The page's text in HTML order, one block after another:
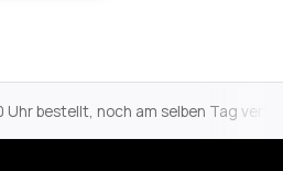
Uhr bestellt, noch am selben Tag